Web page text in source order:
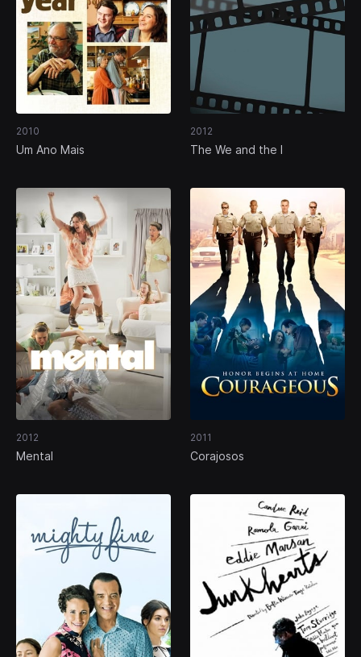
2010
Um Ano Mais
2012
The We and the I
2012
Mental
2011
Corajosos